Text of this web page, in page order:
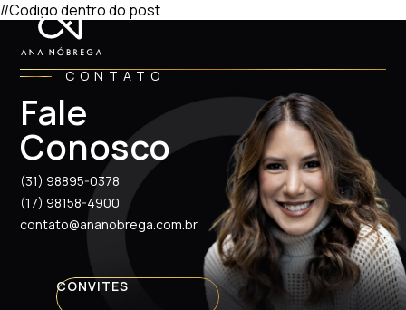
//Codigo dentro do post
CONTATO
Fale
Conosco
(31) 98895-0378
(17) 98158-4900
contato@ananobrega.com.br
CONVITES